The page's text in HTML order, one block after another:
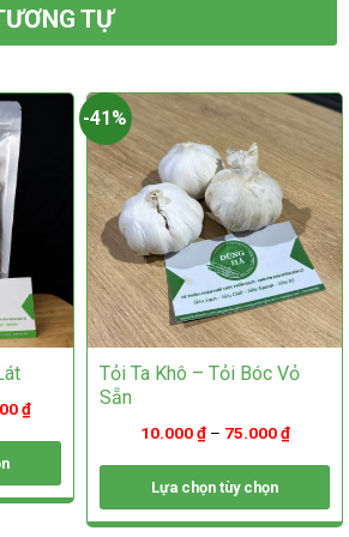
thể
chọn
trên
trang
sản
phẩm
TỰ
₫
-41%
Tỏi Ta Khô – Tỏi Bóc Vỏ
Sẵn
10.000₫– 75.000₫
Lựa chọn tùy chọn
Sản